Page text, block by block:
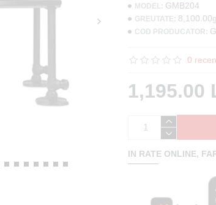
MODEL: GMB204
GREUTATE: 8,100.00g
COD PRODUCATOR:
0
1,195.00
IN RATE ONLINE,